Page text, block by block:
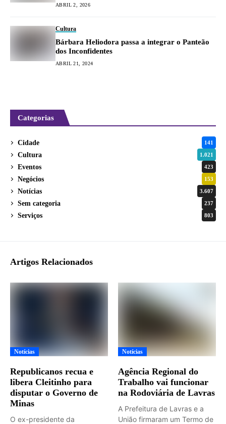
ABRIL 2, 2026
Cultura
Bárbara Heliodora passa a integrar o Panteão
dos Inconfidentes
ABRIL 21, 2024
Categorias
Cidade 141
Cultura 1.021
Eventos 423
Negócios 153
Notícias 3.607
Sem categoria 237
Serviços 803
Artigos Relacionados
Notícias
Republicanos recua e
libera Cleitinho para
disputar o Governo de
Minas
O ex-presidente da
Notícias
Agência Regional do
Trabalho vai funcionar
na Rodoviária de Lavras
A Prefeitura de Lavras e a
União firmaram um Termo de